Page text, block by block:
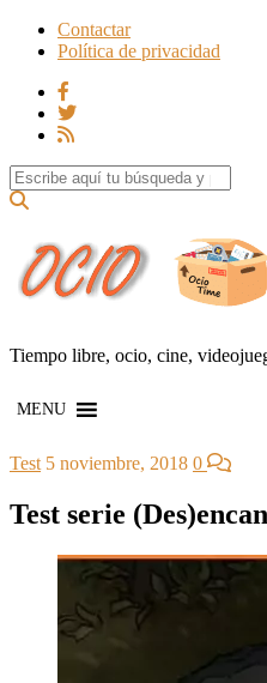
Contactar
Política de privacidad
Search for:
Tiempo libre, ocio, cine,
MENU
Test 5 noviembre, 2018 0
Test serie